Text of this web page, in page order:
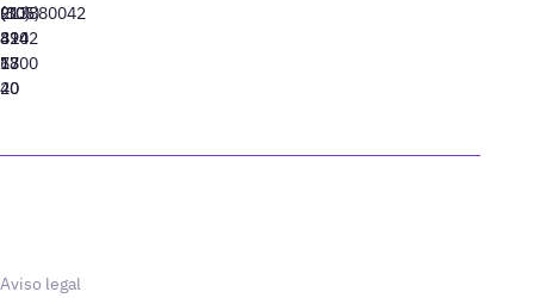
91
310
77
40
(305)
424
13
20
(10)
8942
6800
213880042
Aviso legal